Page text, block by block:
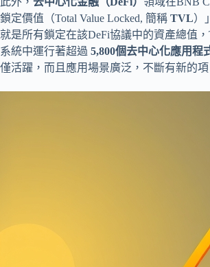
鎖定價值（Total Value Locked, 簡稱 TVL）
就是所有鎖定在該DeFi協議中的資產總值
系統中運行著超過 5,800個去中心化應用程
僅活躍，而且應用場景廣泛，不斷有新的